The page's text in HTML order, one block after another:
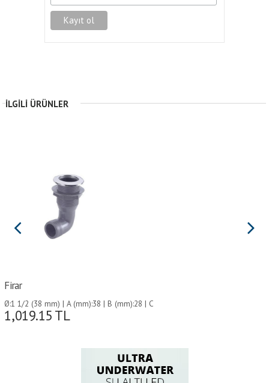
İLGILI ÜRÜNLER
Firar
Ø:1 1/2 (38 mm) | A (mm):38 | B (mm):28 | C
(mm):70 | D (mm):70 | E (mm):115 |
1,019.15 TL